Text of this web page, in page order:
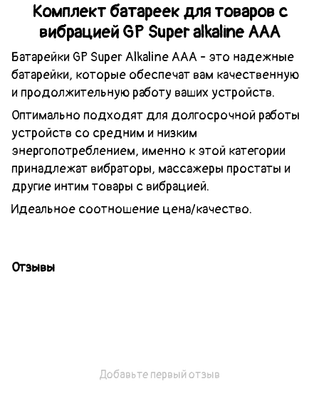
Комплект батареек для товаров с
вибрацией GP Super alkaline AAА
Батарейки GP Super Alkaline AAA - это надежные
батарейки, которые обеспечат вам качественную
и продолжительную работу ваших устройств.
Оптимально подходят для долгосрочной работы
устройств со средним и низким
энергопотреблением, именно к этой категории
принадлежат вибраторы, массажеры простаты и
другие интим товары с вибрацией.
Идеальное соотношение цена/качество.
Отзывы
Добавьте первый отзыв